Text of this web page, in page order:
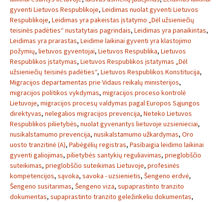
gyventi Lietuvos Respublikoje, Leidimas nuolat gyventi Lietuvos
Respublikoje, Leidimas yra pakeistas įstatymo „Dėl užsieniečių
teisinės padėties“ nustatytais pagrindais, Leidimas yra panaikintas,
Leidimas yra prarastas, Leidime laikinai gyventi yra klastojimo
požymių, lietuvos gyventojai, Lietuvos Respublika, Lietuvos
Respublikos įstatymas, Lietuvos Respublikos įstatymas „Dėl
užsieniečių teisinės padėties“, Lietuvos Respublikos Konstitucija,
Migracijos departamentas prie Vidaus reikalų ministerijos,
migracijos politikos vykdymas, migracijos proceso kontrolė
Lietuvoje, migracijos procesų valdymas pagal Europos Sąjungos
direktyvas, nelegalios migracijos prevencija, Neteko Lietuvos
Respublikos pilietybės, nuolat gyvenantys lietuvoje uzsienieciai,
nusikalstamumo prevencija, nusikalstamumo užkardymas, Oro
uosto tranzitinė (A), Pabėgėlių registras, Pasibaigia leidimo laikinai
gyventi galiojimas, pilietybės santykių reguliavimas, prieglobščio
suteikimas, prieglobščio suteikimas Lietuvoje, profesinės
kompetencijos, sąvoka, savoka - uzsienietis, Šengeno erdvė,
Šengeno susitarimas, Šengeno viza, supaprastinto tranzito
dokumentas, supaprastinto tranzito geležinkeliu dokumentas,